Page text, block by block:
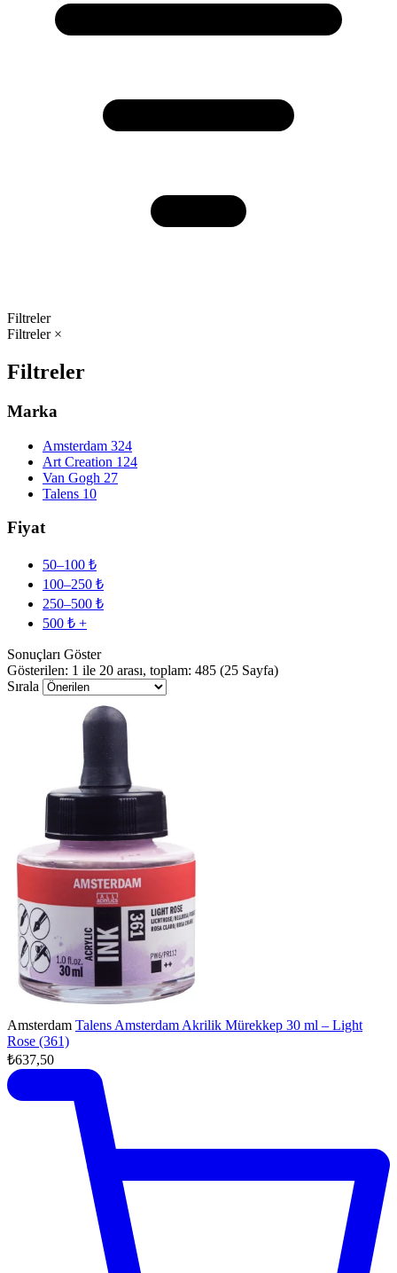
Filtreler
Filtreler ×
Filtreler
Marka
Amsterdam 324
Art Creation 124
Van Gogh 27
Talens 10
Fiyat
50–100 ₺
100–250 ₺
250–500 ₺
500 ₺ +
Sonuçları Göster
Gösterilen: 1 ile 20 arası, toplam: 485 (25 Sayfa)
Sırala
Amsterdam Talens Amsterdam Akrilik Mürekkep 30 ml – Light
Rose (361)
₺637,50